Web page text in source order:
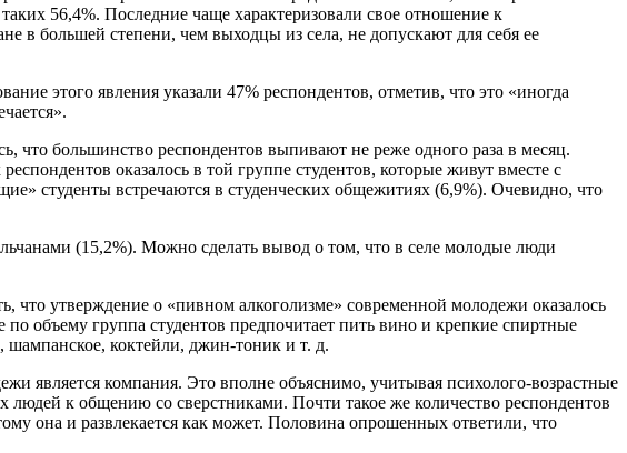
56,4%. Последние чаще характеризовали свое отношение к
в большей степени, чем выходцы из села, не допускают для себя ее
этого явления указали 47% респондентов, отметив, что это «иногда
что большинство респондентов выпивают не реже одного раза в месяц.
оказалось в той группе студентов, которые живут вместе с
студенты встречаются в студенческих общежитиях (6,9%). Очевидно, что
(15,2%). Можно сделать вывод о том, что в селе молодые люди
что утверждение о «пивном алкоголизме» современной молодежи оказалось
объему группа студентов предпочитает пить вино и крепкие спиртные
шампанское, коктейли, джин-тоник и т. д.
является компания. Это вполне объяснимо, учитывая психолого-возрастные
к общению со сверстниками. Почти такое же количество респондентов
она и развлекается как может. Половина опрошенных ответили, что